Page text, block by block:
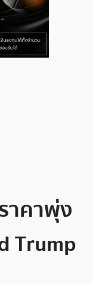
าคาพุ่ง
Trump